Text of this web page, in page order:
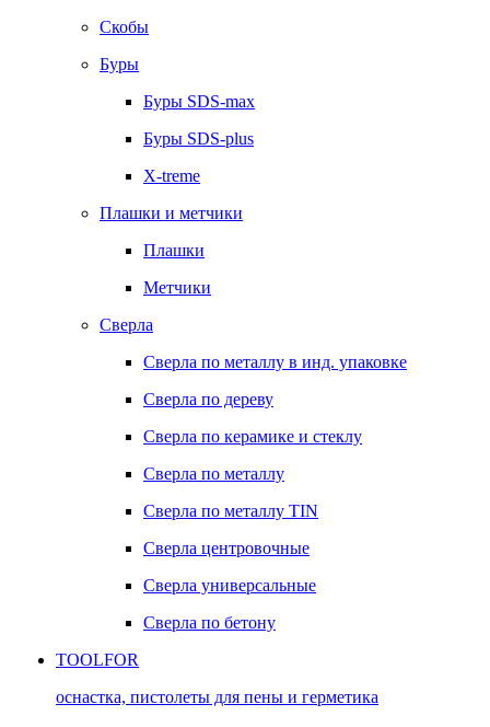
Скобы
Буры
Буры SDS-max
Буры SDS-plus
X-treme
Плашки и метчики
Плашки
Метчики
Сверла
Сверла по металлу в инд. упаковке
Сверла по дереву
Сверла по керамике и стеклу
Сверла по металлу
Сверла по металлу TIN
Сверла центровочные
Сверла универсальные
Сверла по бетону
TOOLFOR
оснастка, пистолеты для пены и герметика